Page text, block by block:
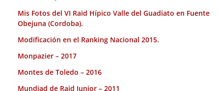
Mis Fotos del VI Raid Hípico Valle del Guadiato en Fuente
Obejuna (Cordoba).
Modificación en el Ranking Nacional 2015.
Monpazier – 2017
Montes de Toledo – 2016
Mundiad de Raid Junior – 2011